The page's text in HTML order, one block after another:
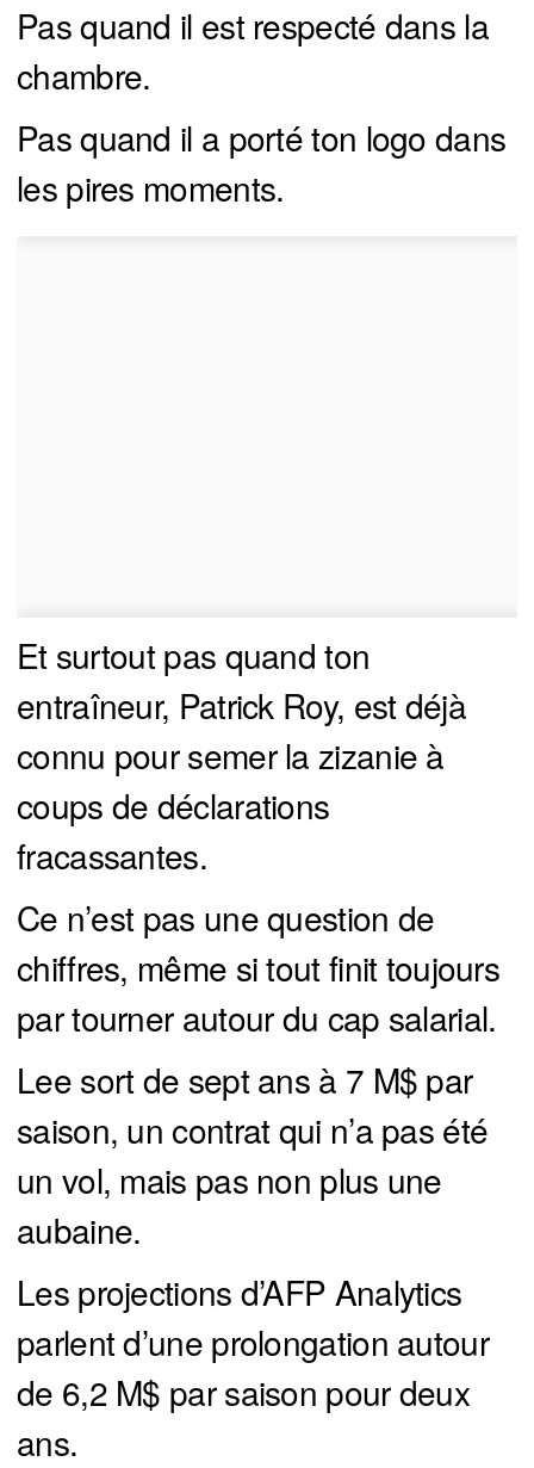
Pas quand il est respecté dans la
chambre.
Pas quand il a porté ton logo dans
les pires moments.
Et surtout pas quand ton
entraîneur, Patrick Roy, est déjà
connu pour semer la zizanie à
coups de déclarations
fracassantes.
Ce n’est pas une question de
chiffres, même si tout finit toujours
par tourner autour du cap salarial.
Lee sort de sept ans à 7 M$ par
saison, un contrat qui n’a pas été
un vol, mais pas non plus une
aubaine.
Les projections d’AFP Analytics
parlent d’une prolongation autour
de 6,2 M$ par saison pour deux
ans.